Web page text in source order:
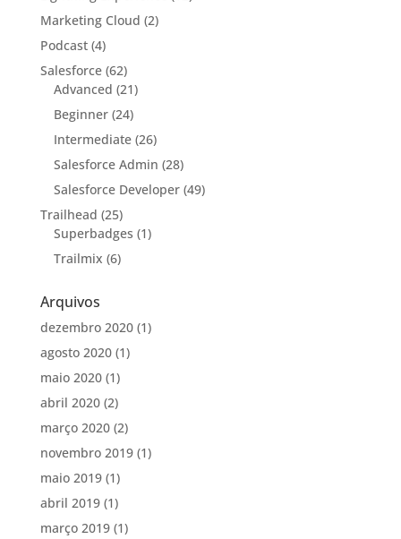
Marketing Cloud (2)
Podcast(4)
Salesforce(62)
Advanced (21)
Beginner(24)
Intermediate(26)
Salesforce Admin (28)
Salesforce Developer(49)
Trailhead (25)
Superbadges (1)
Trailmix (6)
Arquivos
dezembro 2020(1)
agosto 2020(1)
maio 2020(1)
abril 2020(2)
março 2020(2)
novembro 2019(1)
maio 2019(1)
abril 2019(1)
março 2019(1)